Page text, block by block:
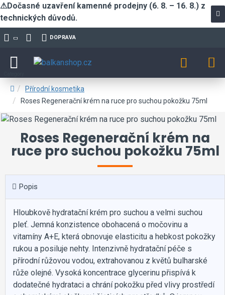
⚠Dočasné uzavření kamenné prodejny (6. 8. – 16. 8.) z
technických důvodů.
DOPRAVA
Přírodní kosmetika
Roses Regenerační krém na ruce pro suchou pokožku 75ml
Roses Regenerační krém na
ruce pro suchou pokožku 75ml
Popis
Hloubkově hydratační krém pro suchou a velmi suchou
pleť. Jemná konzistence obohacená o močovinu a
vitamíny A+E, která obnovuje elasticitu a hebkost pokožky
rukou a posiluje nehty. Intenzivně hydratační péče s
přírodní růžovou vodou, extrahovanou z květů bulharské
růže olejné. Vysoká koncentrace glycerinu přispívá k
dodatečné hydrataci a chrání pokožku před vlivy prostředí